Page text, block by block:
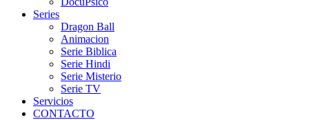
Series
Dragon Ball
Animacion
Serie Biblica
Serie Hindi
Serie Misterio
Serie TV
Servicios
CONTACTO